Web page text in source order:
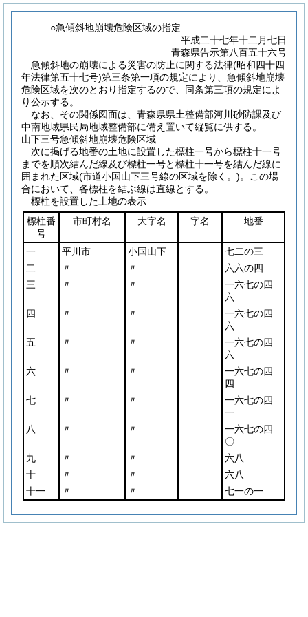
○急傾斜地崩壊危険区域の指定
平成二十七年十二月七日
青森県告示第八百五十六号
急傾斜地の崩壊による災害の防止に関する法律(昭和四十四
年法律第五十七号)第三条第一項の規定により、急傾斜地崩壊
危険区域を次のとおり指定するので、同条第三項の規定によ
り公示する。
なお、その関係図面は、青森県県土整備部河川砂防課及び
中南地域県民局地域整備部に備え置いて縦覧に供する。
山下三号急傾斜地崩壊危険区域
次に掲げる地番の土地に設置した標柱一号から標柱十一号
までを順次結んだ線及び標柱一号と標柱十一号を結んだ線に
囲まれた区域(市道小国山下三号線の区域を除く。)。この場
合において、各標柱を結ぶ線は直線とする。
標柱を設置した土地の表示
標柱番
号
市町村名 大字名 字名 地番
一 平川市 小国山下
七二の三
二
〃 〃
六六の四
三
〃 〃
一六七の四
六
四
〃 〃
一六七の四
六
五
〃 〃
一六七の四
六
六
〃 〃
一六七の四
四
七
〃 〃
一六七の四
一
八
〃 〃
一六七の四
〇
九
〃 〃
六八
十
〃 〃
六八
十一
〃 〃 七一の一